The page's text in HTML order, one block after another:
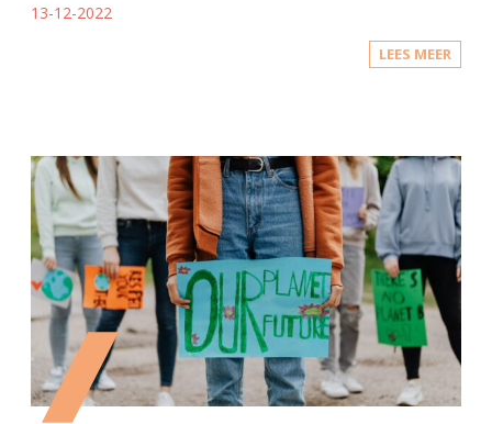
13-12-2022
LEES MEER